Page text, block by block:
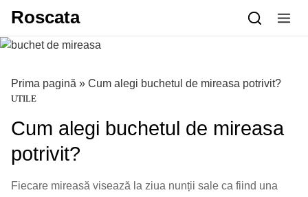
Roscata
Prima pagină » Cum alegi buchetul de mireasa potrivit?
UTILE
Cum alegi buchetul de mireasa
potrivit?
Fiecare mireasă visează la ziua nunții sale ca fiind una